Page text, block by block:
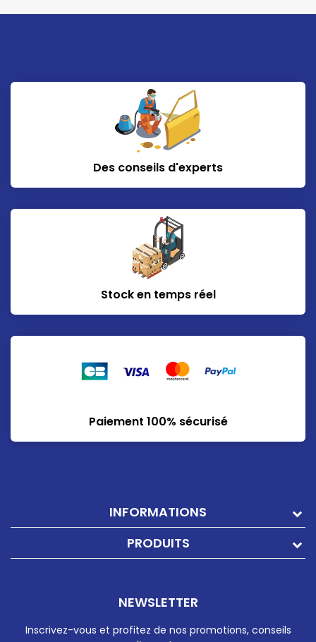
Des conseils d'experts
Stock en temps réel
Paiement 100% sécurisé
INFORMATIONS
PRODUITS
NEWSLETTER
Inscrivez-vous et profitez de nos promotions, conseils